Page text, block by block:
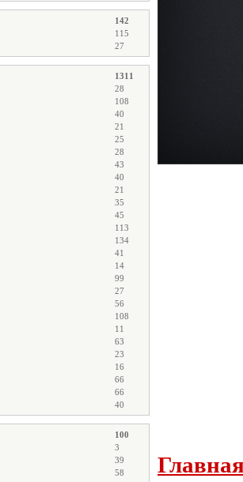
142
115
27
1311
28
108
40
21
25
28
43
40
21
35
45
113
134
41
14
99
27
56
108
11
63
23
16
66
66
40
100
3
39
58